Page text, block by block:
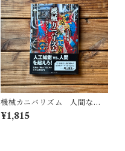
機械カニバリズム 人間なき
あとの人類学へ｜久保 明教
¥1,815